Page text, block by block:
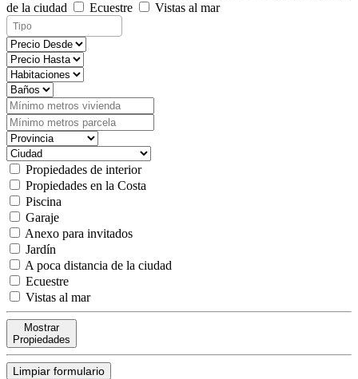
de la ciudad
Ecuestre Vistas al mar
Propiedades de interior
Propiedades en la Costa
Piscina
Garaje
Anexo para invitados
Jardín
A poca distancia de la ciudad
Ecuestre
Vistas al mar
Mostrar
Propiedades
Limpiar formulario